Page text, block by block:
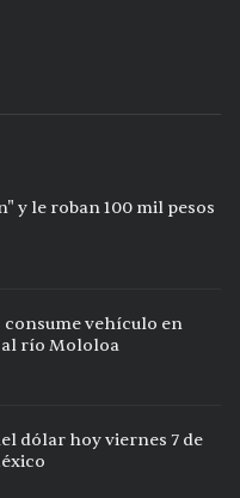
y le roban 100 mil pesos
vehículo en
río Mololoa
dólar hoy viernes 7 de